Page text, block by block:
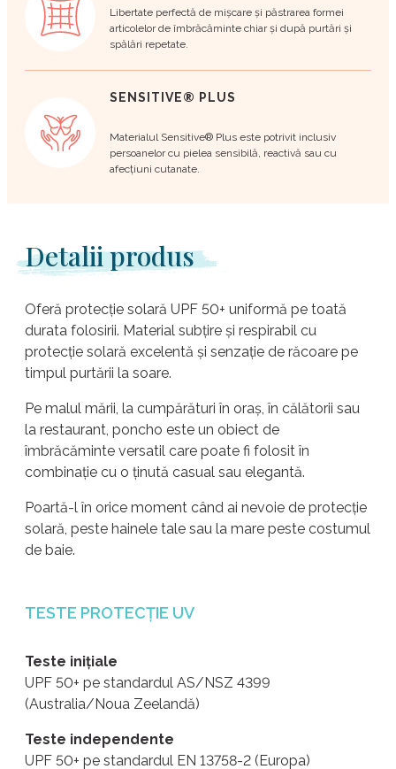
Libertate perfectă de mișcare și păstrarea formei
articolelor de îmbrăcăminte chiar și după purtări și
spălări repetate.
SENSITIVE® PLUS
Materialul Sensitive® Plus este potrivit inclusiv
persoanelor cu pielea sensibilă, reactivă sau cu
afecțiuni cutanate.
Detalii produs
Oferă protecție solară UPF 50+ uniformă pe toată
durata folosirii. Material subțire și respirabil cu
protecție solară excelentă și senzație de răcoare pe
timpul purtării la soare.
Pe malul mării, la cumpărături în oraș, în călătorii sau
la restaurant, poncho este un obiect de
îmbrăcăminte versatil care poate fi folosit în
combinație cu o ținută casual sau elegantă.
Poartă-l în orice moment când ai nevoie de protecție
solară, peste hainele tale sau la mare peste costumul
de baie.
TESTE PROTECȚIE UV
Teste inițiale
UPF 50+ pe standardul AS/NSZ 4399
(Australia/Noua Zeelandă)
Teste independente
UPF 50+ pe standardul EN 13758-2 (Europa)